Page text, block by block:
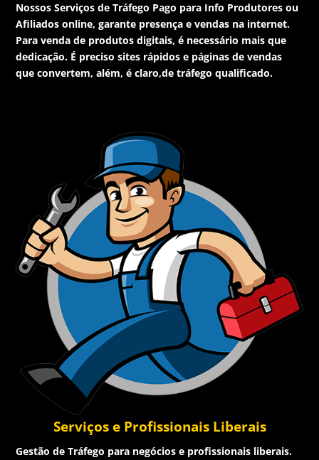
Nossos Serviços de Tráfego Pago para Info Produtores ou
Afiliados online, garante presença e vendas na internet.
Para venda de produtos digitais, é necessário mais que
dedicação. É preciso sites rápidos e páginas de vendas
que convertem, além, é claro,de tráfego qualificado.
Serviços e Profissionais Liberais
Gestão de Tráfego para negócios e profissionais liberais.